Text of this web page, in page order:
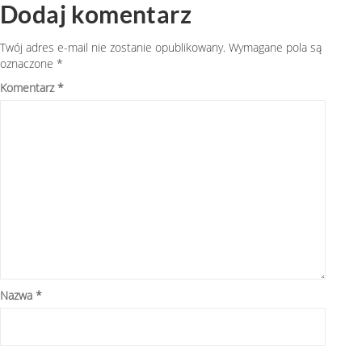
Dodaj komentarz
Twój adres e-mail nie zostanie opublikowany. Wymagane pola są
oznaczone *
Komentarz*
Nazwa *